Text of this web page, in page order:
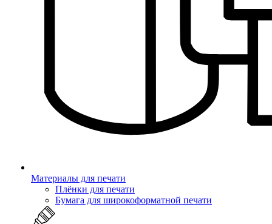
Материалы для печати
Плёнки для печати
Бумага для широкоформатной печати